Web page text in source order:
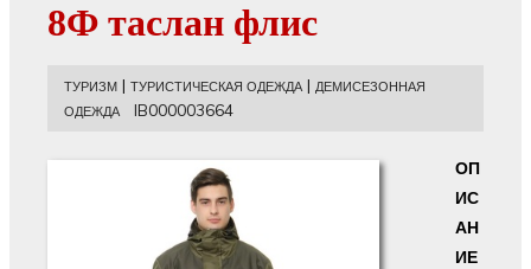
8Ф таслан флис
ТУРИЗМ| ТУРИСТИЧЕСКАЯ ОДЕЖДА| ДЕМИСЕЗОННАЯ
ОДЕЖДАIB000003664
ОП
ИС
АН
ИЕ